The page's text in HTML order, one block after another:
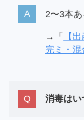
2〜3本あ
→「
【
完ミ・混
消毒はい